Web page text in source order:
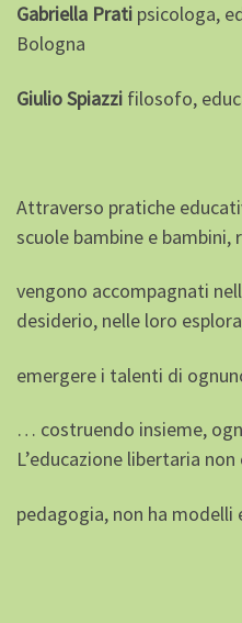
Gabriella Prati psicologa,
Bologna
Giulio Spiazzi filosofo,
Attraverso pratiche
scuole bambine e bambini,
vengono accompagnati
desiderio, nelle loro
emergere i talenti di
… costruendo insieme,
L’educazione libertaria
pedagogia, non ha